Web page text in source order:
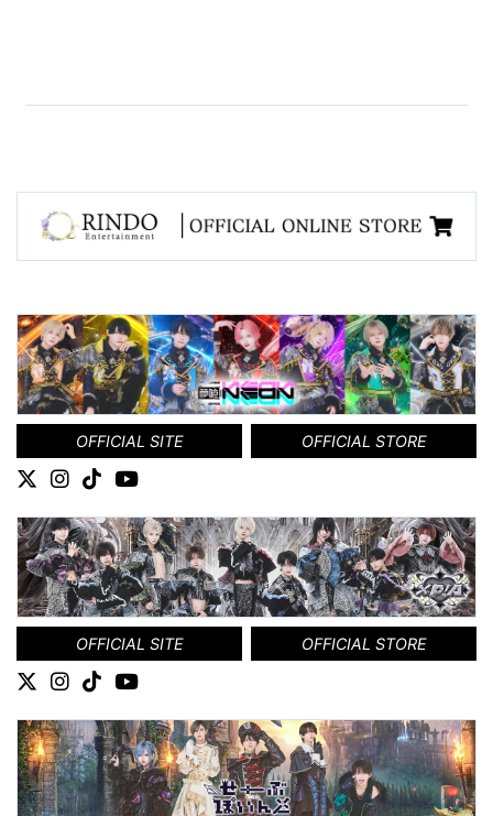
OFFICIAL SITE OFFICIAL STORE
OFFICIAL SITE OFFICIAL STORE